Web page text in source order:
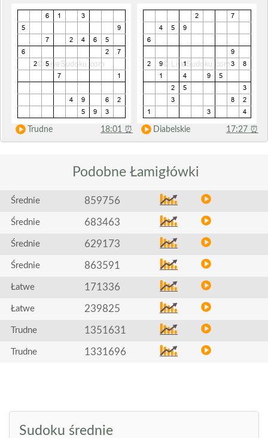
Trudne 18:01 ⏰ Diabelskie 17:27 ⏰
Podobne Łamigłówki
Średnie 859756
Średnie 683463
Średnie 629173
Średnie 863591
Łatwe 171336
Łatwe 239825
Trudne 1351631
Trudne 1331696
Sudoku średnie